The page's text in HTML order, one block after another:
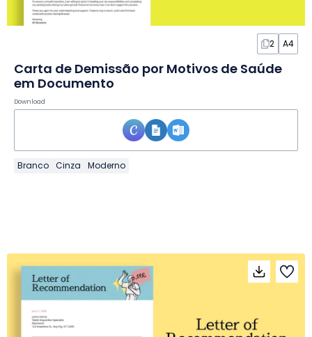
2 A4
Carta de Demissão por Motivos de Saúde
em Documento
Download
Branco Cinza Moderno